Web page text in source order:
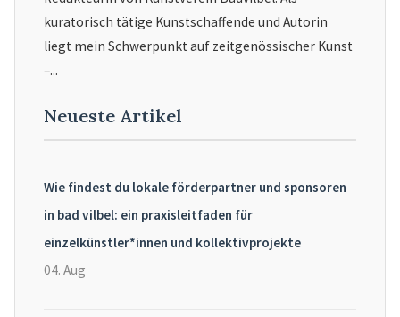
kuratorisch tätige Kunstschaffende und Autorin
liegt mein Schwerpunkt auf zeitgenössischer Kunst
–...
Neueste Artikel
Wie findest du lokale förderpartner und sponsoren
in bad vilbel: ein praxisleitfaden für
einzelkünstler*innen und kollektivprojekte
04. Aug